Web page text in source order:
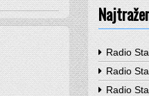
Radio
Radio
Radio